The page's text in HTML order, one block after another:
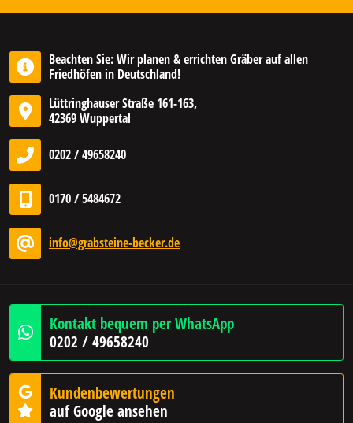
Beachten Sie:Wir planen & errichten Gräber auf allen
Friedhöfen in Deutschland!
Lüttringhauser Straße 161-163,
42369 Wuppertal
0202 / 49658240
0170 / 5484672
info@grabsteine-becker.de
Kontakt bequem per WhatsApp
0202 / 49658240
Kundenbewertungen
auf Google ansehen